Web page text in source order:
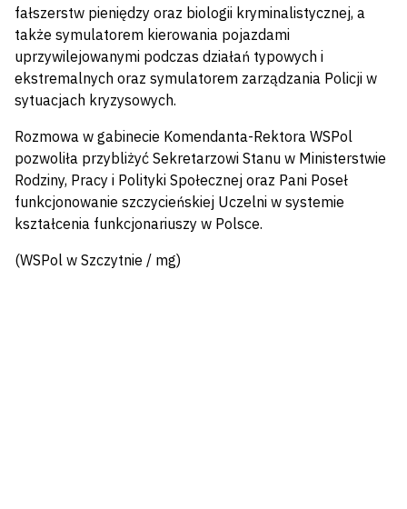
fałszerstw pieniędzy oraz biologii kryminalistycznej, a
także symulatorem kierowania pojazdami
uprzywilejowanymi podczas działań typowych i
ekstremalnych oraz symulatorem zarządzania Policji w
sytuacjach kryzysowych.
Rozmowa w gabinecie Komendanta-Rektora WSPol
pozwoliła przybliżyć Sekretarzowi Stanu w Ministerstwie
Rodziny, Pracy i Polityki Społecznej oraz Pani Poseł
funkcjonowanie szczycieńskiej Uczelni w systemie
kształcenia funkcjonariuszy w Polsce.
(WSPol w Szczytnie / mg)